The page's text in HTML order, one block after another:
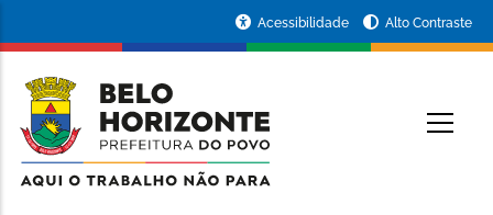
conteúdo
principal
da
Prefeitura
de
Acessibilidade Alto Contraste